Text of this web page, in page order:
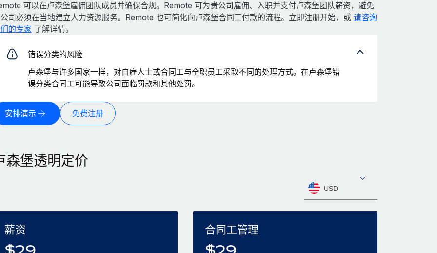
可以在卢森堡雇佣团队成员并确保合规。Remote 可为贵公司雇佣、入职并支付卢森堡团队薪资，避免
司必须在当地建立人力资源服务。Remote 也可简化向卢森堡合同工付款的流程。立即注册开始，或 请咨询
的专家 了解详情。
错误分类的风险
卢森堡与许多国家一样，对自雇人士或合同工与全职员工采取不同的处理方式。在卢森堡错
误分类合同工可能导致公司面临罚款和其他处罚。
安排演示 免费注册
森堡透明定价
USD
薪资 合同工管理